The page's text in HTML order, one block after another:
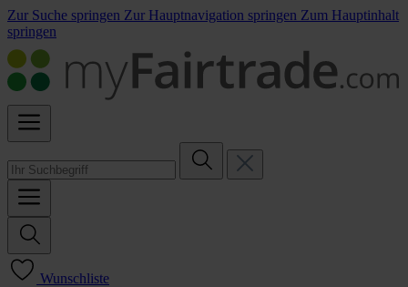
Zur Suche springen Zur Hauptnavigation springen Zum Hauptinhalt
springen
Wunschliste